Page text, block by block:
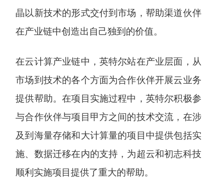
晶以新技术的形式交付到市场，帮助渠道伙伴
在产业链中创造出自己独到的价值。
在云计算产业链中，英特尔站在产业层面，从
市场到技术的各个方面为合作伙伴开展云业务
提供帮助。在项目实施过程中，英特尔积极参
与合作伙伴与项目甲方之间的技术交流，在涉
及到海量存储和大计算量的项目中提供包括实
施、数据迁移在内的支持，为超云和初志科技
顺利实施项目提供了重大的帮助。